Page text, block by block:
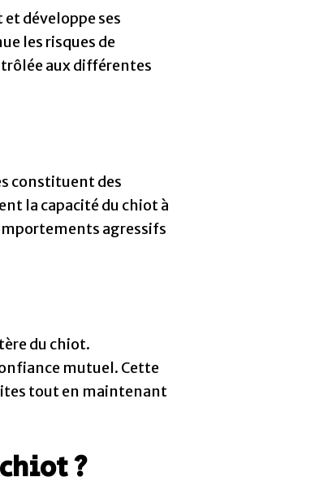
développe ses
les risques de
aux différentes
constituent des
la capacité du chiot à
agressifs
du chiot.
mutuel. Cette
tout en maintenant
?